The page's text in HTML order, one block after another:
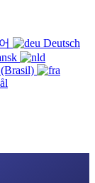
Deutsch